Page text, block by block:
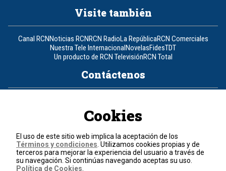
Visite también
Canal RCNNoticias RCNRCN RadioLa RepúblicaRCN Comerciales
Nuestra Tele InternacionalNovelasFidesTDT
Un producto de RCN TelevisiónRCN Total
Contáctenos
Política de cookies
Términos y condiciones
© 2026, RCN Medios.
Cookies
El uso de este sitio web implica la aceptación de los
Términos y condiciones . Utilizamos cookies propias y de
terceros para mejorar la experiencia del usuario a través de
su navegación. Si continúas navegando aceptas su uso.
Política de Cookies